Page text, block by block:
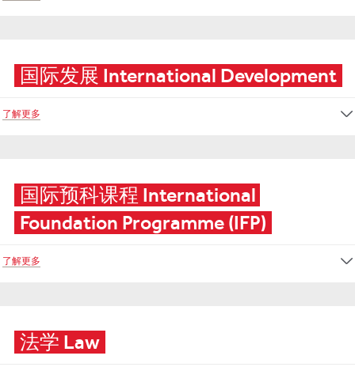
国际发展 International Development
了解更多
国际预科课程 International
Foundation Programme (IFP)
了解更多
法学 Law